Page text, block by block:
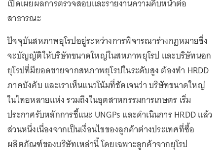
เปิดเผยผลการตรวจสอบและรายงานความคืบหน้าต่อ
สาธารณะ
ปัจจุบันสหภาพยุโรปอยู่ระหว่างการพิจารณาร่างกฎหมายซึ่ง
จะบัญญัติให้บริษัทขนาดใหญ่ในสหภาพยุโรป และบริษัทนอก
ยุโรปที่มียอดขายจากสหภาพยุโรปในระดับสูง ต้องทำ HRDD
ภาคบังคับ และเราเห็นแนวโน้มที่ชัดเจนว่า บริษัทขนาดใหญ่
ในไทยหลายแห่ง รวมถึงในอุตสาหกรรมการเกษตร เริ่ม
ประกาศรับหลักการชี้แนะ UNGPs และดำเนินการ HRDD แล้ว
ส่วนหนึ่งเนื่องจากเป็นเงื่อนไขของลูกค้าต่างประเทศที่ซื้อ
ผลิตภัณฑ์ของบริษัทเหล่านี้ โดยเฉพาะลูกค้าจากยุโรป